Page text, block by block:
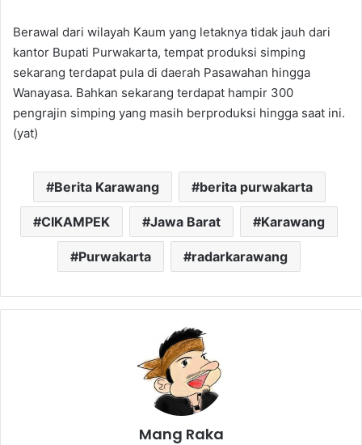
Berawal dari wilayah Kaum yang letaknya tidak jauh dari
kantor Bupati Purwakarta, tempat produksi simping
sekarang terdapat pula di daerah Pasawahan hingga
Wanayasa. Bahkan sekarang terdapat hampir 300
pengrajin simping yang masih berproduksi hingga saat ini.
(yat)
Berita Karawang berita purwakarta
CIKAMPEK Jawa Barat Karawang
Purwakarta radarkarawang
Mang Raka